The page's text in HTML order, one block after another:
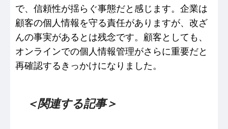
で、信頼性が揺らぐ事態だと感じます。企業は
顧客の個人情報を守る責任がありますが、改ざ
んの事実があるとは残念です。顧客としても、
オンラインでの個人情報管理がさらに重要だと
再確認するきっかけになりました。
＜関連する記事＞